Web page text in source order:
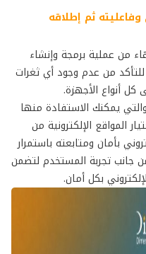
من عملية برمجة وإنشاء
من عدم وجود أي ثغرات
أنواع الأجهزة.
يمكنك الاستفادة منها
الإلكترونية من
بأمان ومتابعته باستمرار
جانب تجربة المستخدم لتضمن
بكل أمان.